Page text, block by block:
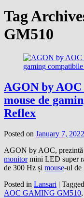
Tag
GM510
AGON by
mouse de
Reflex
Posted on January 7, 2022
AGON by AOC,
monitormini LED super
de 300 Hz și mouse-ul de
Posted in Lansari | Tagged
AOC GAMING GM510,